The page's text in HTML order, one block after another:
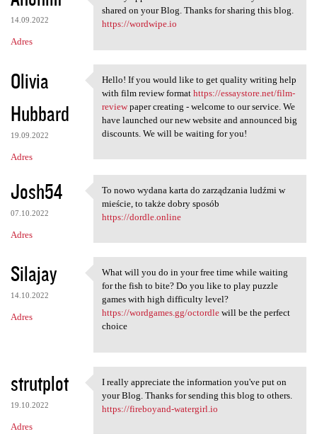
14.09.2022
Adres
I really appreciate the
shared on your Blog. Thanks for sharing this blog.
https://wordwipe.io
Olivia
Hubbard
19.09.2022
Adres
Hello! If you would like to
Hello! If you would like to get quality writing help
with film review format https://essaystore.net/film-
reviewpaper creating - welcome to our service. We
have launched our new website and announced big
discounts. We will be waiting for you!
Josh54
07.10.2022
Adres
To nowo wydana karta do
To nowo wydana karta do zarządzania ludźmi w
mieście, to także dobry sposób
https://dordle.online
Silajay
14.10.2022
Adres
What will you do in your free
What will you do in your free time while waiting
for the fish to bite? Do you like to play puzzle
games with high difficulty level?
https://wordgames.gg/octordlewill be the perfect
choice
strutplot
19.10.2022
Adres
I really appreciate the
I really appreciate the information you've put on
your Blog. Thanks for sending this blog to others.
https://fireboyand-watergirl.io